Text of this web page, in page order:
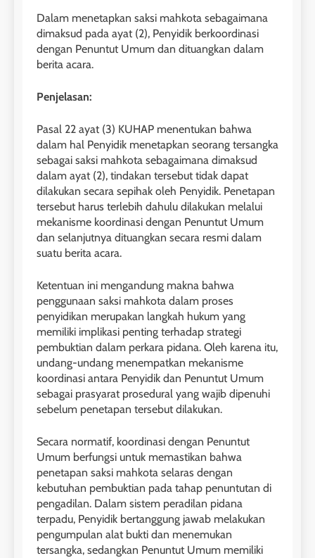
Dalam menetapkan saksi mahkota sebagaimana
dimaksud pada ayat (2), Penyidik berkoordinasi
dengan Penuntut Umum dan dituangkan dalam
berita acara.
Penjelasan:
Pasal 22 ayat (3) KUHAP menentukan bahwa
dalam hal Penyidik menetapkan seorang tersangka
sebagai saksi mahkota sebagaimana dimaksud
dalam ayat (2), tindakan tersebut tidak dapat
dilakukan secara sepihak oleh Penyidik. Penetapan
tersebut harus terlebih dahulu dilakukan melalui
mekanisme koordinasi dengan Penuntut Umum
dan selanjutnya dituangkan secara resmi dalam
suatu berita acara.
Ketentuan ini mengandung makna bahwa
penggunaan saksi mahkota dalam proses
penyidikan merupakan langkah hukum yang
memiliki implikasi penting terhadap strategi
pembuktian dalam perkara pidana. Oleh karena itu,
undang-undang menempatkan mekanisme
koordinasi antara Penyidik dan Penuntut Umum
sebagai prasyarat prosedural yang wajib dipenuhi
sebelum penetapan tersebut dilakukan.
Secara normatif, koordinasi dengan Penuntut
Umum berfungsi untuk memastikan bahwa
penetapan saksi mahkota selaras dengan
kebutuhan pembuktian pada tahap penuntutan di
pengadilan. Dalam sistem peradilan pidana
terpadu, Penyidik bertanggung jawab melakukan
pengumpulan alat bukti dan menemukan
tersangka, sedangkan Penuntut Umum memiliki